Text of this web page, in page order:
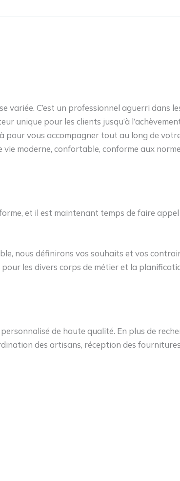
C’est un professionnel aguerri dans
unique pour les clients jusqu’à
pour vous accompagner tout au long de
moderne, confortable, conforme aux
et il est maintenant temps de faire
nous définirons vos souhaits et vos
les divers corps de métier et la
de haute qualité. En plus de
des artisans, réception des